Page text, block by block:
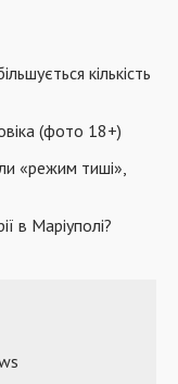
кількість
(фото 18+)
«режим тиші»,
в Маріуполі?